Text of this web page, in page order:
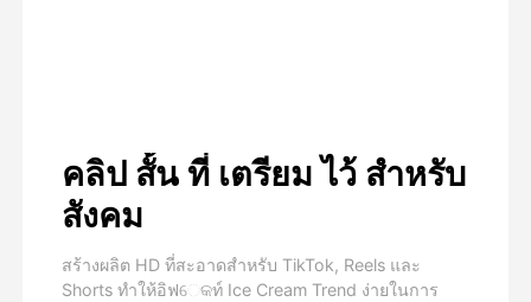
คลิป สั้น ที่ เตรียม ไว้ สําหรับ
สังคม
สร้างผลิต HD ที่สะอาดสําหรับ TikTok, Reels และ
Shorts ทําให้อิฟେକท์ Ice Cream Trend ง่ายในการ